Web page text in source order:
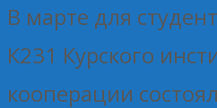
В марте для
К231 Курского
кооперации